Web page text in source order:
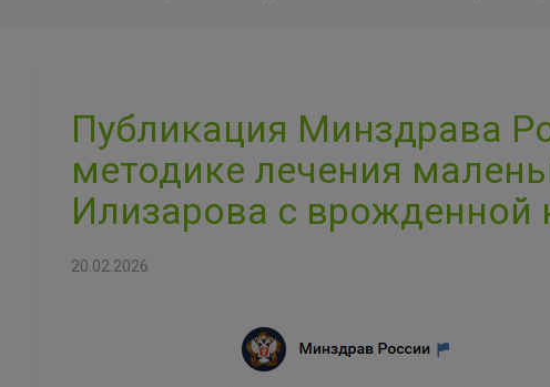
Публикация Минздрава
методике лечения
Илизарова с врожденной
20.02.2026